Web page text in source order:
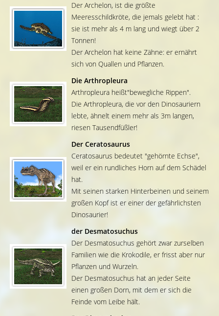
Der Archelon, ist die größte
Meeresschildkröte, die jemals gelebt hat :
sie ist mehr als 4 m lang und wiegt über 2
Tonnen!
Der Archelon hat keine Zähne: er ernährt
sich von Quallen und Pflanzen.
Die Arthropleura
Arthropleura heißt"bewegliche Rippen".
Die Arthropleura, die vor den Dinosauriern
lebte, ähnelt einem mehr als 3m langen,
riesen Tausendfüßler!
Der Ceratosaurus
Ceratosaurus bedeutet "gehörnte Echse",
weil er ein rundliches Horn auf dem Schädel
hat.
Mit seinen starken Hinterbeinen und seinem
großen Kopf ist er einer der gefährlichsten
Dinosaurier!
der Desmatosuchus
Der Desmatosuchus gehört zwar zurselben
Familien wie die Krokodile, er frisst aber nur
Pflanzen und Wurzeln.
Der Desmatosuchus hat an jeder Seite
einen großen Dorn, mit dem er sich die
Feinde vom Leibe hält.